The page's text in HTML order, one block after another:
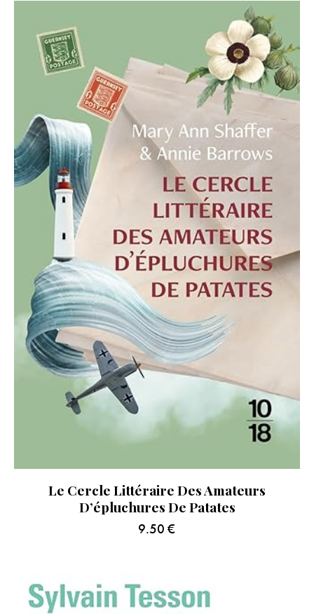
Le Cercle Littéraire Des Amateurs
D’épluchures De Patates
9.50 €